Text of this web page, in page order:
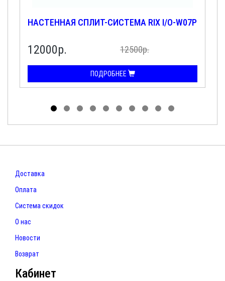
НАСТЕННАЯ СПЛИТ-СИСТЕМА RIX I/O-W07P
12000р. 12500р.
ПОДРОБНЕЕ
Доставка
Оплата
Система скидок
О нас
Новости
Возврат
Кабинет